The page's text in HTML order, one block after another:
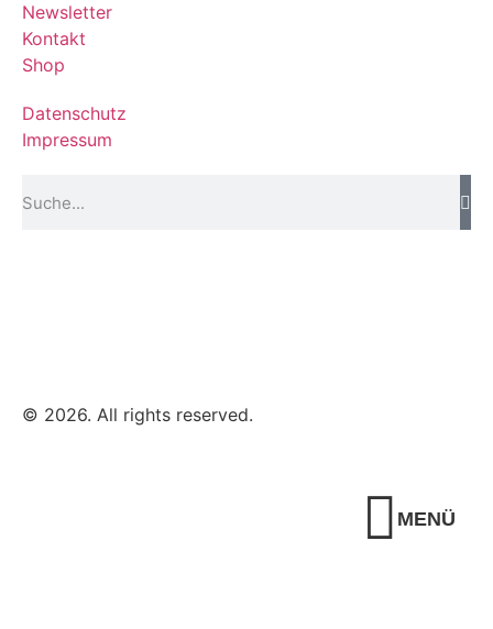
Newsletter
Kontakt
Shop
Datenschutz
Impressum
© 2026. All rights reserved.
MENÜ